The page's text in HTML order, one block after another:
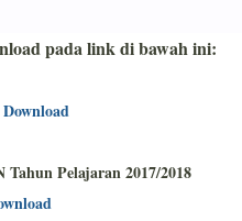
pada link di bawah ini:
Download
Pelajaran 2017/2018